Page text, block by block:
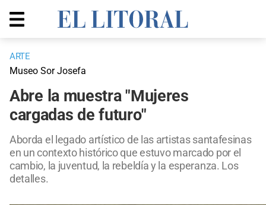
ARTE
Museo Sor Josefa
Abre la muestra "Mujeres
cargadas de futuro"
Aborda el legado artístico de las artistas santafesinas
en un contexto histórico que estuvo marcado por el
cambio, la juventud, la rebeldía y la esperanza. Los
detalles.